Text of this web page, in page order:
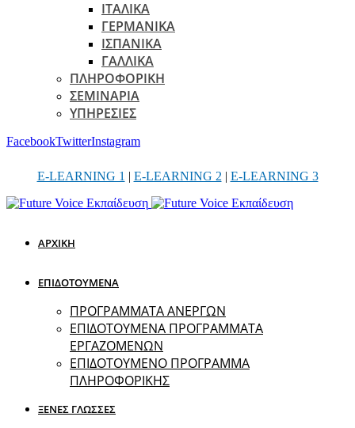
ΙΤΑΛΙΚΑ
ΓΕΡΜΑΝΙΚΑ
ΙΣΠΑΝΙΚΑ
ΓΑΛΛΙΚΑ
ΠΛΗΡΟΦΟΡΙΚΗ
ΣΕΜΙΝΑΡΙΑ
ΥΠΗΡΕΣΙΕΣ
FacebookTwitterInstagram
E-LEARNING 1 | E-LEARNING 2 | E-LEARNING 3
ΑΡΧΙΚΗ
ΕΠΙΔΟΤΟΥΜΕΝΑ
ΠΡΟΓΡΑΜΜΑΤΑ ΑΝΕΡΓΩΝ
ΕΠΙΔΟΤΟΥΜΕΝΑ ΠΡΟΓΡΑΜΜΑΤΑ
ΕΡΓΑΖΟΜΕΝΩΝ
ΕΠΙΔΟΤΟΥΜΕΝΟ ΠΡΟΓΡΑΜΜΑ
ΠΛΗΡΟΦΟΡΙΚΗΣ
ΞΕΝΕΣ ΓΛΩΣΣΕΣ